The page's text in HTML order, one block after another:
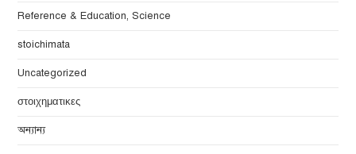
Reference & Education, Science
stoichimata
Uncategorized
στοιχηματικες
অন্যান্য